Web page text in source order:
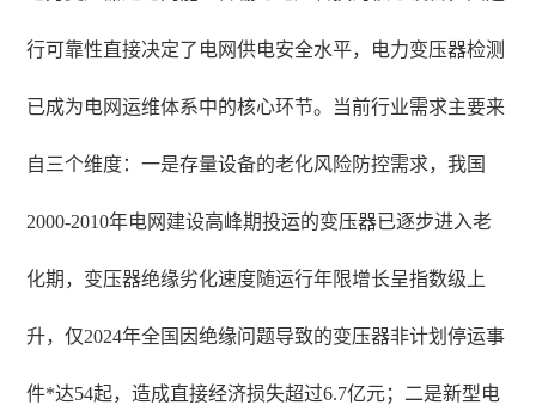
行可靠性直接决定了电网供电安全水平，电力变压器检测
已成为电网运维体系中的核心环节。当前行业需求主要来
自三个维度：一是存量设备的老化风险防控需求，我国
2000-2010年电网建设高峰期投运的变压器已逐步进入老
化期，变压器绝缘劣化速度随运行年限增长呈指数级上
升，仅2024年全国因绝缘问题导致的变压器非计划停运事
件*达54起，造成直接经济损失超过6.7亿元；二是新型电